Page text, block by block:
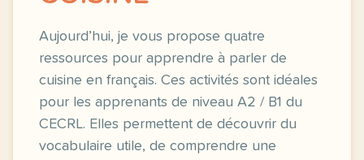
Aujourd’hui, je vous propose quatre
ressources pour apprendre à parler de
cuisine en français. Ces activités sont idéales
pour les apprenants de niveau A2 / B1 du
CECRL. Elles permettent de découvrir du
vocabulaire utile, de comprendre une